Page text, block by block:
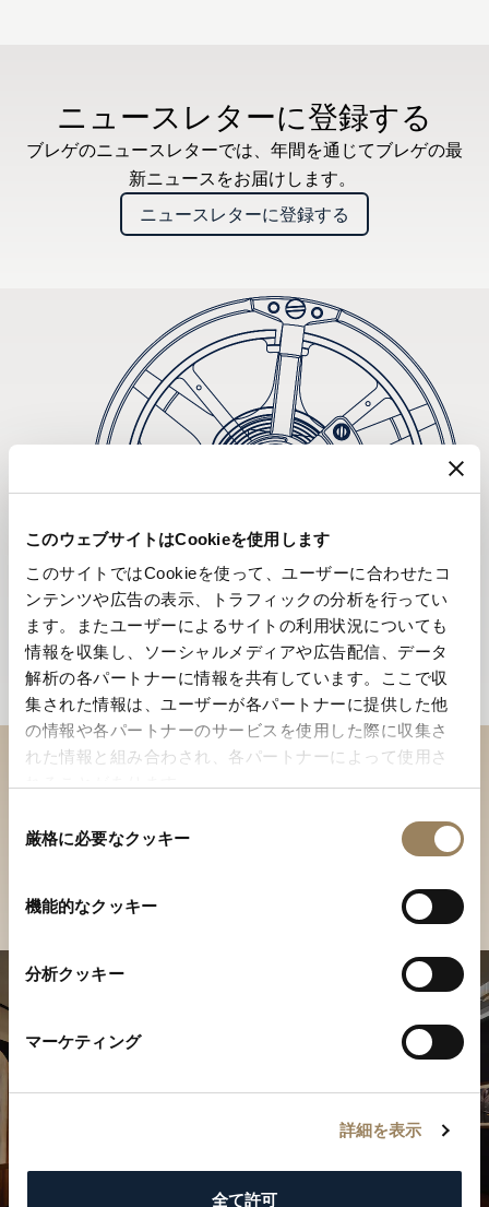
このウェブサイトはCookieを使用します
このサイトではCookieを使って、ユーザーに合わせたコ
ンテンツや広告の表示、トラフィックの分析を行ってい
ます。またユーザーによるサイトの利用状況についても
情報を収集し、ソーシャルメディアや広告配信、データ
解析の各パートナーに情報を共有しています。ここで収
集された情報は、ユーザーが各パートナーに提供した他
の情報や各パートナーのサービスを使用した際に収集さ
れた情報と組み合わされ、各パートナーによって使用さ
厳格に必要なクッキー
機能的なクッキー
分析クッキー
マーケティング
詳細を表示
全て許可
ニュースレターに登録する
ブレゲのニュースレターでは、年間を通じてブレゲの最
新ニュースをお届けします。
ニュースレターに登録する
ブティックでコレクションを
ご覧ください